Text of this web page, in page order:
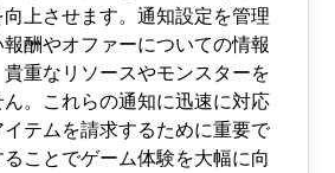
上させます。通知設定を管理
酬やオファーについての情報
重なリソースやモンスターを
。これらの通知に迅速に対応
テムを請求するために重要で
ことでゲーム体験を大幅に向